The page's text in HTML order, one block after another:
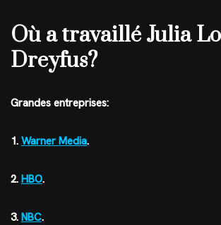
Où a travaillé Julia
Dreyfus?
Grandes entreprises:
1. Warner Media.
2. HBO.
3. NBC.